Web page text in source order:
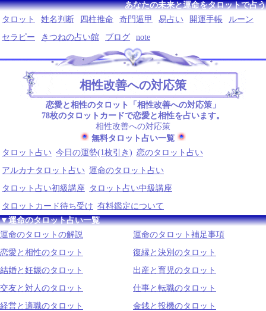
あなたの未来と運命をタロットで占う
タロット
姓名判断 四柱推命 奇門遁甲 易占い 開運手帳
ルーン
セラピー
きつねの占い館 ブログ note
相性改善への対応策
恋愛と相性のタロット「相性改善への対応策」
78枚のタロットカードで恋愛と相性を占います。
相性改善への対応策
無料タロット占い一覧
タロット占い 今日の運勢(1枚引き) 恋のタロット占い
アルカナタロット占い 運命のタロット占い
タロット占い初級講座
タロット占い中級講座
タロットカード待ち受け 有料鑑定について
▼運命のタロット占い一覧
運命のタロットの解説
運命のタロット補足事項
恋愛と相性のタロット
復縁と決別のタロット
結婚と妊娠のタロット
出産と育児のタロット
交友と対人のタロット
仕事と転職のタロット
経営と適職のタロット
金銭と投機のタロット